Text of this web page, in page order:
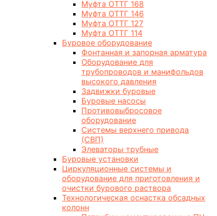
Муфта ОТТГ 168
Муфта ОТТГ 146
Муфта ОТТГ 127
Муфта ОТТГ 114
Буровое оборудование
Фонтанная и запорная арматура
Оборудование для
трубопроводов и манифольдов
высокого давления
Задвижки буровые
Буровые насосы
Противовыбросовое
оборудование
Системы верхнего привода
(СВП)
Элеваторы трубные
Буровые установки
Циркуляционные системы и
оборудование для приготовления и
очистки бурового раствора
Технологическая оснастка обсадных
колонн